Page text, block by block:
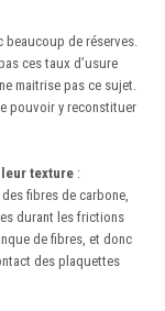
beaucoup de réserves.
ces taux d’usure
maitrise pas ce sujet.
pouvoir y reconstituer
leur texture :
fibres de carbone,
durant les frictions
de fibres, et donc
des plaquettes